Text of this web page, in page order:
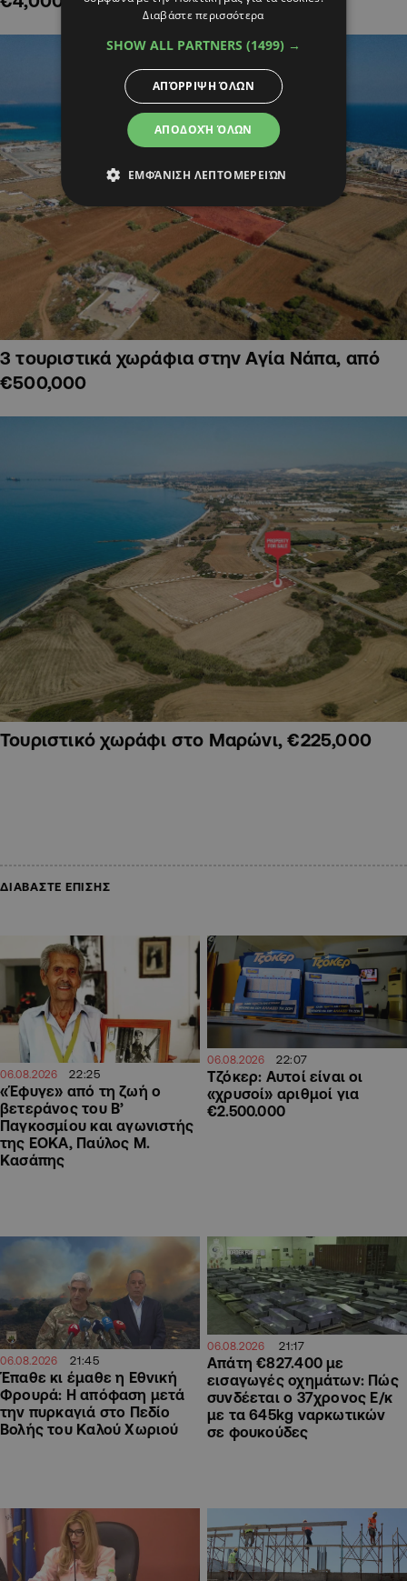
3 τουριστικά χωράφια στην Αγία Νάπα, από
€500,000
Τουριστικό χωράφι στο Μαρώνι, €225,000
ΔΙΑΒΑΣΤΕ ΕΠΙΣΗΣ
06.08.2026 22:25
«Έφυγε» από τη ζωή ο
βετεράνος του Β’
Παγκοσμίου και αγωνιστής
της ΕΟΚΑ, Παύλος Μ.
Κασάπης
06.08.2026 22:07
Τζόκερ: Αυτοί είναι οι
«χρυσοί» αριθμοί για
€2.500.000
06.08.2026 21:45
Έπαθε κι έμαθε η Εθνική
Φρουρά: Η απόφαση μετά
την πυρκαγιά στο Πεδίο
Βολής του Καλού Χωριού
06.08.2026 21:17
Απάτη €827.400 με
εισαγωγές οχημάτων: Πώς
συνδέεται ο 37χρονος Ε/κ
με τα 645kg ναρκωτικών
σε φουκούδες
Διαβάστε περισσότερα
SHOW ALL PARTNERS (1499) →
ΑΠΟΔΟΧΉ ΌΛΩΝ
ΑΠΌΡΡΙΨΗ ΌΛΩΝ
ΕΜΦΆΝΙΣΗ ΛΕΠΤΟΜΕΡΕΙΏΝ